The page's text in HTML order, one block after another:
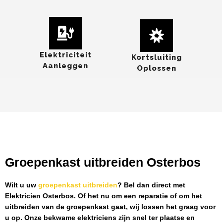
Elektriciteit
Aanleggen
Kortsluiting
Oplossen
Groepenkast uitbreiden Osterbos
Wilt u uw groepenkast uitbreiden? Bel dan direct met
Elektricien Osterbos. Of het nu om een reparatie of om het
uitbreiden van de groepenkast gaat, wij lossen het graag voor
u op. Onze bekwame elektriciens zijn snel ter plaatse en